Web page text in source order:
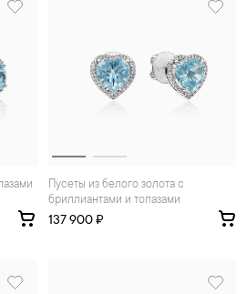
Пусеты из белого золота с
бриллиантами и топазами
137 900 ₽